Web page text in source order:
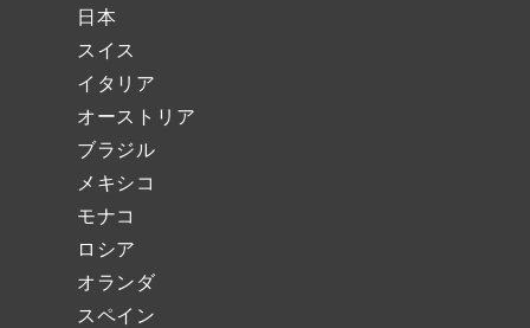
日本
スイス
イタリア
オーストリア
ブラジル
メキシコ
モナコ
ロシア
オランダ
スペイン